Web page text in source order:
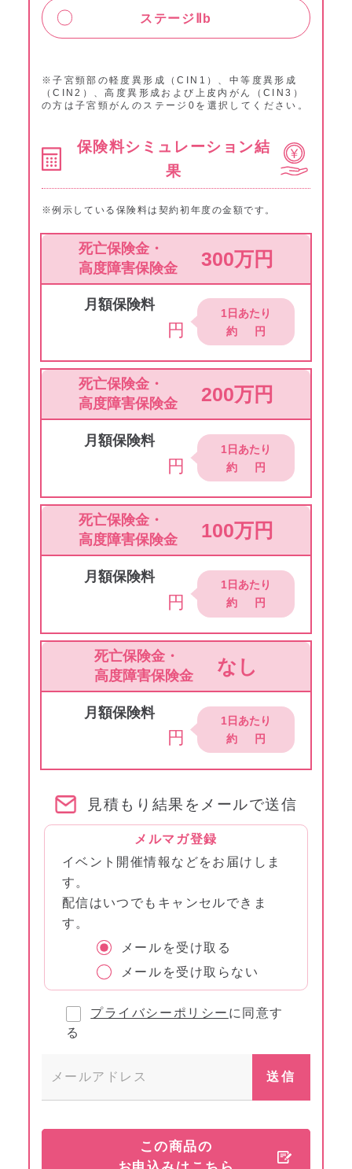
ステージⅡb
※子宮頸部の軽度異形成（CIN1）、中等度異形成
（CIN2）、高度異形成および上皮内がん（CIN3）
の方は 子宮頸がんのステージ0を選択してください。
保険料シミュレーション結
果
※例示している保険料は契約初年度の金額です。
死亡保険金・
高度障害保険金
300万円
月額保険料
円
1日あたり
約
円
死亡保険金・
高度障害保険金
200万円
月額保険料
円
1日あたり
約
円
死亡保険金・
高度障害保険金
100万円
月額保険料
円
1日あたり
約
円
死亡保険金・
高度障害保険金
なし
月額保険料
円
1日あたり
約
円
見積もり結果をメールで送信
メルマガ登録
イベント開催情報などをお届けしま
す。
配信はいつでもキャンセルできま
す。
メールを受け取る
メールを受け取らない
プライバシーポリシー に同意す
る
この商品の